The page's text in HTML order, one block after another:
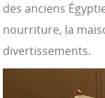
des anciens
nourriture, la
divertissements.